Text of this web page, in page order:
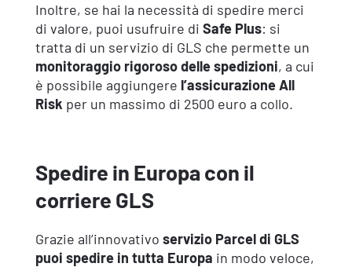
Inoltre, se hai la necessità di spedire merci
di valore, puoi usufruire di Safe Plus: si
tratta di un servizio di GLS che permette un
monitoraggio rigoroso delle spedizioni, a cui
è possibile aggiungere l’assicurazione All
Risk per un massimo di 2500 euro a collo.
Spedire in Europa con il
corriere GLS
Grazie all’innovativo servizio Parcel di GLS
puoi spedire in tutta Europa in modo veloce,